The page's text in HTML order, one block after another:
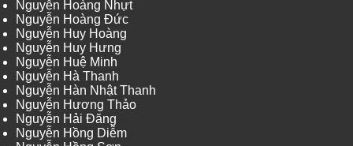
Nguyễn Hoàng Nhựt
Nguyễn Hoàng Đức
Nguyễn Huy Hoàng
Nguyễn Huy Hưng
Nguyễn Huệ Minh
Nguyễn Hà Thanh
Nguyễn Hàn Nhật Thanh
Nguyễn Hương Thảo
Nguyễn Hải Đăng
Nguyễn Hồng Diễm